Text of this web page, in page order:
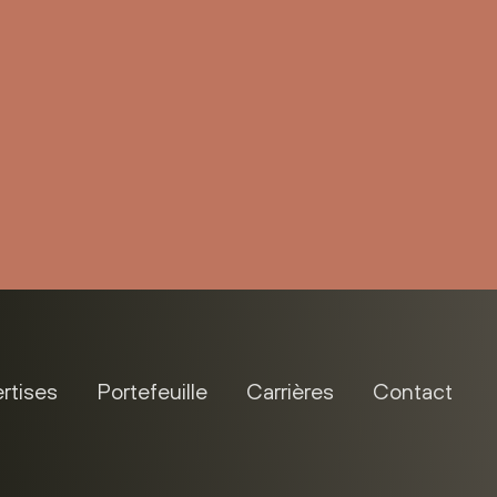
Portefeuille Carrières Contact